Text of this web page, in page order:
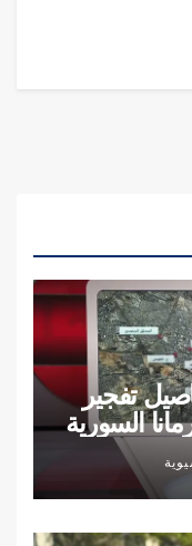
تفجير
السورية